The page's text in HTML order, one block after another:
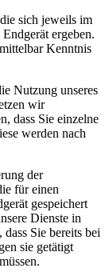
sich jeweils im
ergeben.
Kenntnis
Nutzung unseres
wir
dass Sie einzelne
werden nach
der
für einen
gespeichert
Dienste in
Sie bereits bei
sie getätigt